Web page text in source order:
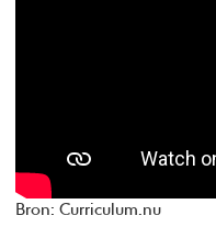
Bron: Curriculum.nu